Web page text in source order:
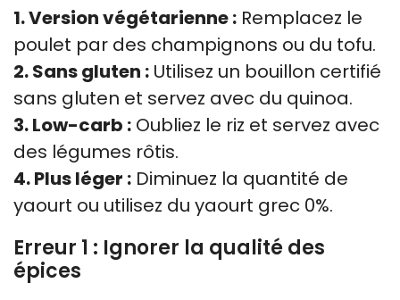
1. Version végétarienne : Remplacez le
poulet par des champignons ou du tofu.
2. Sans gluten : Utilisez un bouillon certifié
sans gluten et servez avec du quinoa.
3. Low-carb : Oubliez le riz et servez avec
des légumes rôtis.
4. Plus léger : Diminuez la quantité de
yaourt ou utilisez du yaourt grec 0%.
Erreur 1 : Ignorer la qualité des
épices